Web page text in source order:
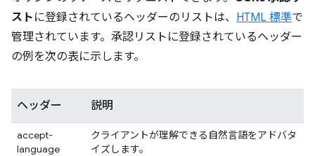
スト に登録されているヘッダーのリストは、 HTML 標準で
管理されています。承認リストに登録されているヘッダー
の例を次の表に示します。
ヘッダー 説明
accept-
language
クライアントが理解できる自然言語をアドバタ
イズします。